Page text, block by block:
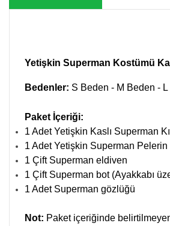
Yetişkin Superman Kostümü
Bedenler: S Beden - M Beden -
Paket İçeriği:
1 Adet Yetişkin Kaslı Superman
1 Adet Yetişkin Superman Pelerin
1 Çift Superman eldiven
1 Çift Superman bot (Ayakkabı
1 Adet Superman gözlüğü
Not: Paket içeriğinde